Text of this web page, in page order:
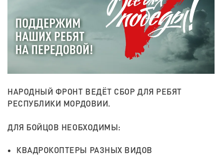
НАРОДНЫЙ ФРОНТ ВЕДЁТ СБОР ДЛЯ РЕБЯТ
РЕСПУБЛИКИ МОРДОВИИ.
ДЛЯ БОЙЦОВ НЕОБХОДИМЫ:
КВАДРОКОПТЕРЫ РАЗНЫХ ВИДОВ